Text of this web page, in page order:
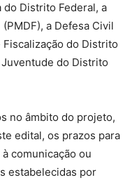
do Distrito Federal, a
a Defesa Civil
do Distrito
Juventude do Distrito
no âmbito do projeto,
edital, os prazos para
comunicação ou
estabelecidas por